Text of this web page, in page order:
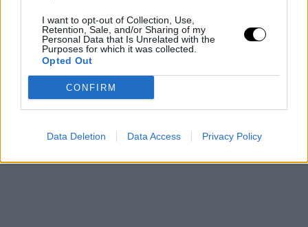
I want to opt-out of Collection, Use,
Retention, Sale, and/or Sharing of my
Personal Data that Is Unrelated with the
Purposes for which it was collected.
Opted Out
CONFIRM
Data Deletion Data Access Privacy Policy